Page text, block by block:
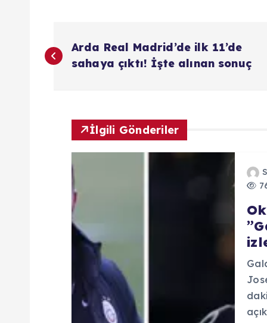
Y
a
Arda Real Madrid’de ilk 11’de
sahaya çıktı! İşte alınan sonuç
İlgili Gönderiler